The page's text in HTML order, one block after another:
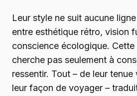
Leur style ne suit aucune
entre esthétique rétro, vision
conscience écologique. Cette
cherche pas seulement à
ressentir. Tout – de leur tenue
leur façon de voyager –